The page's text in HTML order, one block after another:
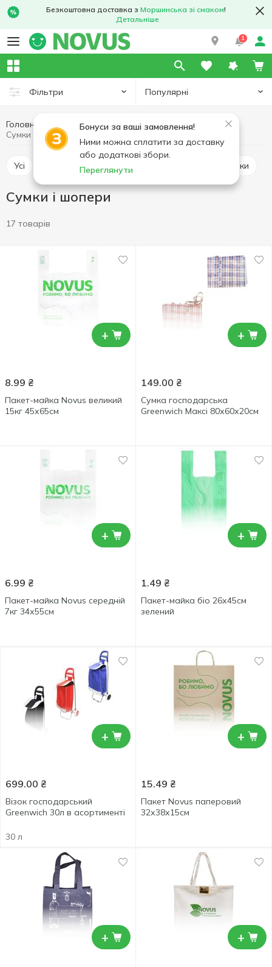
Безкоштовна доставка з Моршинська зі смаком!
Детальніше
1
Фільтри Популярні
Бонуси за ваші замовлення!
Ними можна сплатити за доставку
або додаткові збори.
Переглянути
Головна Товари для дому
Галантерея
Сумки і шопери
Усі Сумки і шопери Парасольки
Сумки і шопери
17 товарів
+
8.99 ₴
Пакет-майка Novus великий
15кг 45х65см
+
149.00 ₴
Сумка господарська
Greenwich Максі 80х60х20см
+
6.99 ₴
Пакет-майка Novus середній
7кг 34х55см
+
1.49 ₴
Пакет-майка біо 26х45см
зелений
+
699.00 ₴
Візок господарський
Greenwich 30л в асортименті
30 л
+
15.49 ₴
Пакет Novus паперовий
32х38х15см
+ +